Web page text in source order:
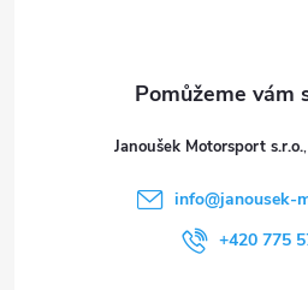
Janoušek Motorsport s.r.o.
info@janousek-
+420 775